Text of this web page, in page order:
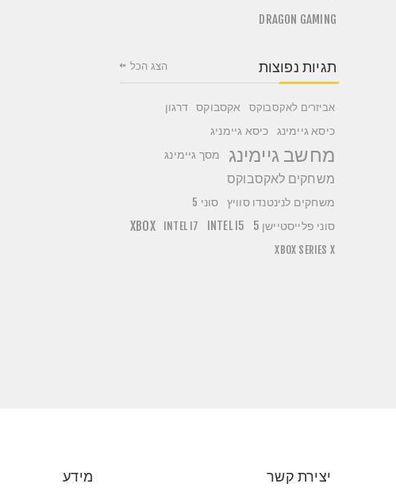
DRAGON GAMING
תגיות נפוצות
אביזרים לאקסבוקס אקסבוקס
דרגון
כיסא גיימינג
כיסא גיימניג
מחשב גיימינג מסך גיימינג
משחקים לאקסבוקס
משחקים לנינטנדו סוויץ סוני 5
סוני פלייסטיישן 5 INTEL I5
INTEL I7
XBOX
XBOX SERIES X
הצג הכל
יצירת קשר מידע